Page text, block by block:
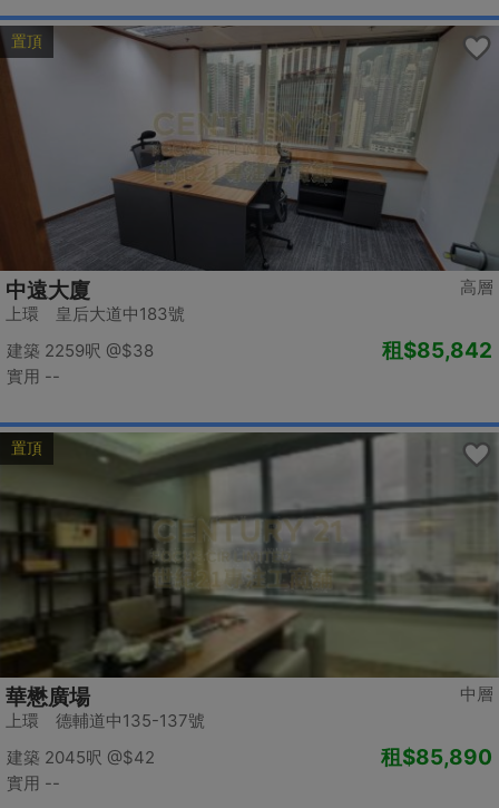
置頂
高層
中遠大廈
上環 皇后大道中183號
建築 2259呎 @$38
實用 --
租$85,842
置頂
中層
華懋廣場
上環 德輔道中135-137號
建築 2045呎 @$42
實用 --
租$85,890